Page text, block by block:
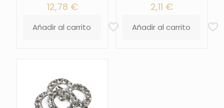
12,78 €
Añadir al carrito
2,11 €
Añadir al carrito